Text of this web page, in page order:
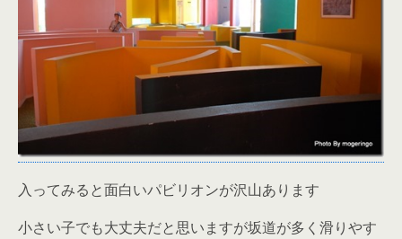
入ってみると面白いパビリオンが沢山あります
小さい子でも大丈夫だと思いますが坂道が多く滑りやす